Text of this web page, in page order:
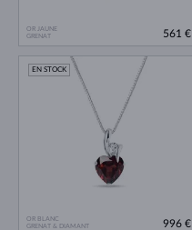
OR JAUNE
GRENAT
561 €
OR BLANC
GRENAT & DIAMANT
EN STOCK
996 €